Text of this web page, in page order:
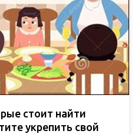
стоит найти
укрепить свой